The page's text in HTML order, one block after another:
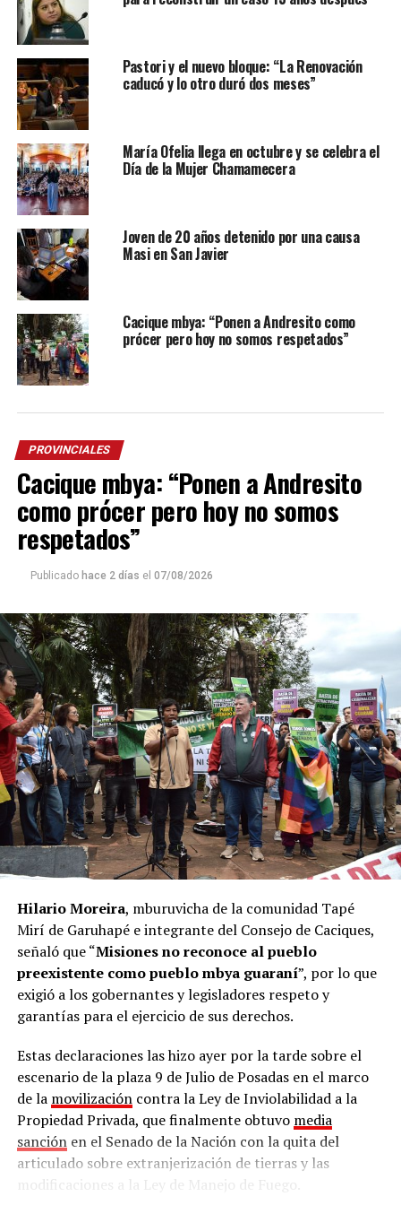
Pastori y el nuevo bloque: “La Renovación
caducó y lo otro duró dos meses”
María Ofelia llega en octubre y se celebra el
Día de la Mujer Chamamecera
Joven de 20 años detenido por una causa
Masi en San Javier
Cacique mbya: “Ponen a Andresito como
prócer pero hoy no somos respetados”
PROVINCIALES
Cacique mbya: “Ponen a Andresito
como prócer pero hoy no somos
respetados”
Publicado hace 2 días el 07/08/2026
Hilario Moreira, mburuvicha de la comunidad Tapé
Mirí de Garuhapé e integrante del Consejo de Caciques,
señaló que “Misiones no reconoce al pueblo
preexistente como pueblo mbya guaraní”, por lo que
exigió a los gobernantes y legisladores respeto y
garantías para el ejercicio de sus derechos.
Estas declaraciones las hizo ayer por la tarde sobre el
escenario de la plaza 9 de Julio de Posadas en el marco
de la movilizacióncontra la Ley de Inviolabilidad a la
Propiedad Privada, que finalmente obtuvo media
sanciónen el Senado de la Nación con la quita del
articulado sobre extranjerización de tierras y las
modificaciones a la Ley de Manejo de Fuego.